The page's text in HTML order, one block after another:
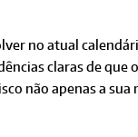
no atual
claras de que
não apenas a